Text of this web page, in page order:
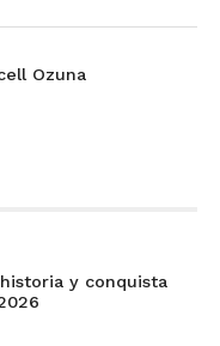
Ozuna
y conquista